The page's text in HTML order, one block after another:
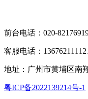
前台电话：020-
客服电话：13676211112
地址：广州市黄埔区南
粤ICP备2022139214号-1